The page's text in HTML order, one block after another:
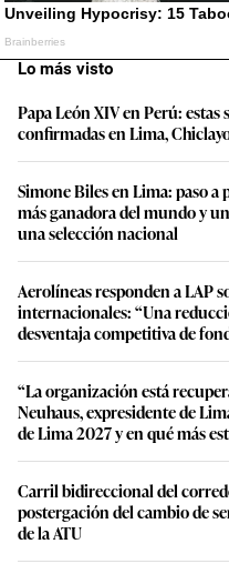
Lo más visto
Papa León XIV en Perú: estas
confirmadas en Lima,
Simone Biles en Lima: paso a
más ganadora del mundo y
una selección nacional
Aerolíneas responden a LAP
internacionales: “Una
desventaja competitiva de
“La organización está
Neuhaus, expresidente de
de Lima 2027 y en qué más
Carril bidireccional del
postergación del cambio de
de la ATU